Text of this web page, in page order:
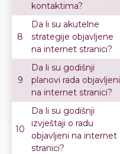
kontaktima?
8
Da li su akutelne
strategije objavljene
na internet stranici?
9
Da li su godišnji
planovi rada objavljeni
na internet stranici?
10
Da li su godišnji
izvještaji o radu
objavljeni na internet
stranici?